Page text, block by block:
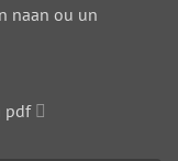
naan ou un
pdf